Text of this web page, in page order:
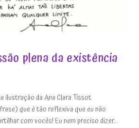
plena da existência
ilustração da Ana Clara Tissot
que é tão reflexiva que eu não
com vocês! Eu nem preciso dizer…